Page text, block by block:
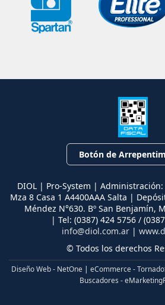
Botón de
DIOL | Pro-System | Administración:
Mza 8 Casa 1 A4400AAA Salta |
Méndez N°630. Bº San Benjamín,
| Tel: (0387) 424 5756 /
info@diol.com.ar|
© Todos los derechos
Diseño Web - NetOne | eCommerce -
Buscadores -